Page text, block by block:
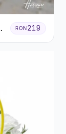
RON219